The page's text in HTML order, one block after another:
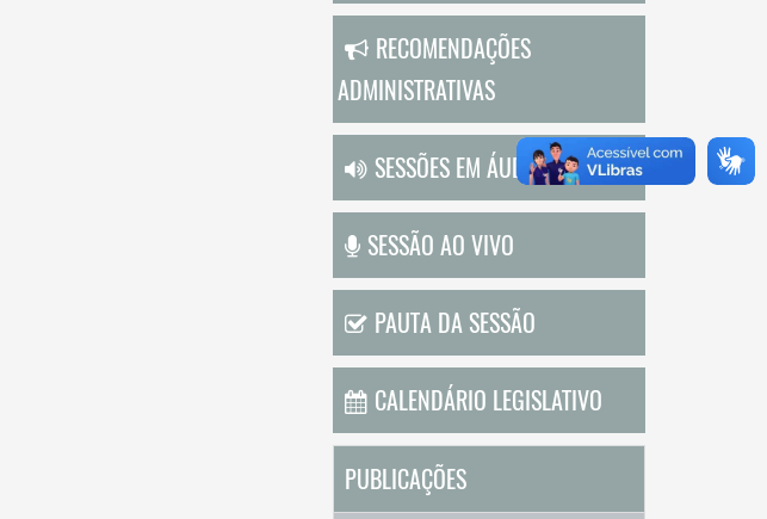
RECOMENDAÇÕES
ADMINISTRATIVAS
SESSÕES EM ÁUDIO
SESSÃO AO VIVO
PAUTA DA SESSÃO
CALENDÁRIO LEGISLATIVO
PUBLICAÇÕES